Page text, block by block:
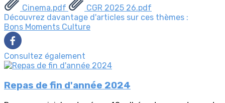
Cinema.pdf
CGR 2025 26.pdf
Découvrez davantage d'articles sur ces thèmes :
Bons Moments Culture
Consultez également
Repas de fin d'année 2024